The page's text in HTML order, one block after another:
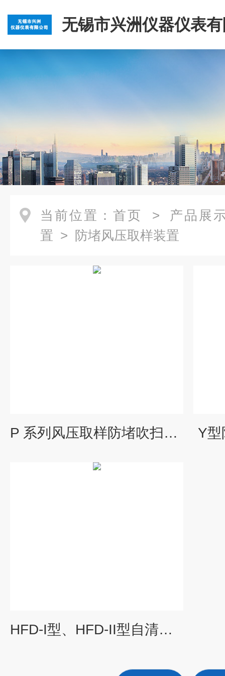
无锡市兴洲仪器仪表
当前位置： 首页 > 产品展
置 > 防堵风压取样装置
P 系列风压取样防堵吹扫装置 Y型
HFD-I型、HFD-II型自清灰式防堵风压取样装置